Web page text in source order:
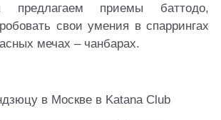
предлагаем приемы баттодо,
свои умения в спаррингах
мечах – чанбарах.